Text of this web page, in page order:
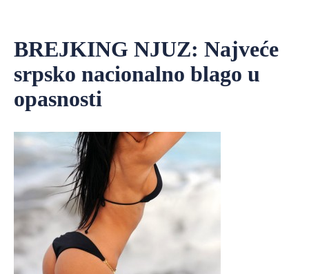
BREJKING NJUZ: Najveće
srpsko nacionalno blago u
opasnosti